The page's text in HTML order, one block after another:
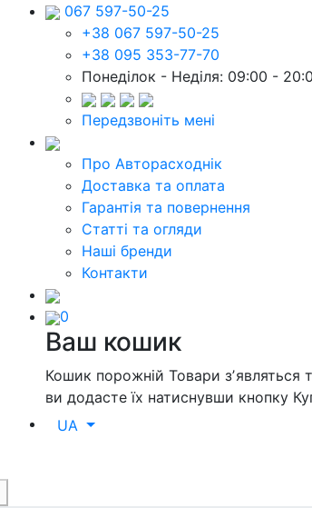
067 597-50-25
+38 067 597-50-25
+38 095 353-77-70
Понеділок - Неділя: 09:00 -
Передзвоніть мені
Про Авторасходнік
Доставка та оплата
Гарантія та повернення
Статті та огляди
Наші бренди
Контакти
0
Ваш кошик
Кошик порожній Товари зʼявляться
ви додасте їх натиснувши кнопку
UA